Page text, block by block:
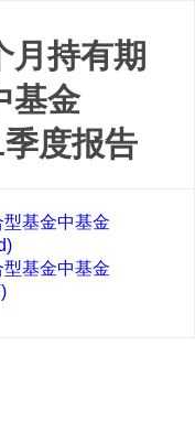
月持有期
基金
度报告
基金中基金
基金中基金